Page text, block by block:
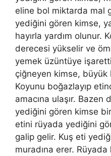
eline bol miktarda mal
yediğini gören kimse,
hayırla yardım olunur.
derecesi yükselir ve
yemek üzüntüye
çiğneyen kimse,
Koyunu boğazlayıp
amacına ulaşır. Bazen
yediğini gören kimse
etini rüyada yediğini
galip gelir. Kuş eti
muradına erer. Rüyada